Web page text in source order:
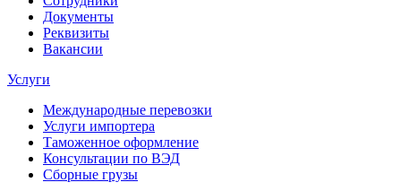
Документы
Реквизиты
Вакансии
Услуги
Международные перевозки
Услуги импортера
Таможенное оформление
Консультации по ВЭД
Сборные грузы